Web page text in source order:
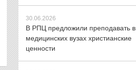
30.06.2026
В РПЦ предложили преподавать в
медицинских вузах христианские
ценности